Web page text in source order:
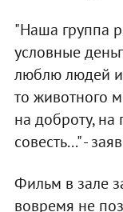
"Наша группа
условные
люблю людей и
то животного
на доброту, на
совесть..." -
Фильм в зале
вовремя не